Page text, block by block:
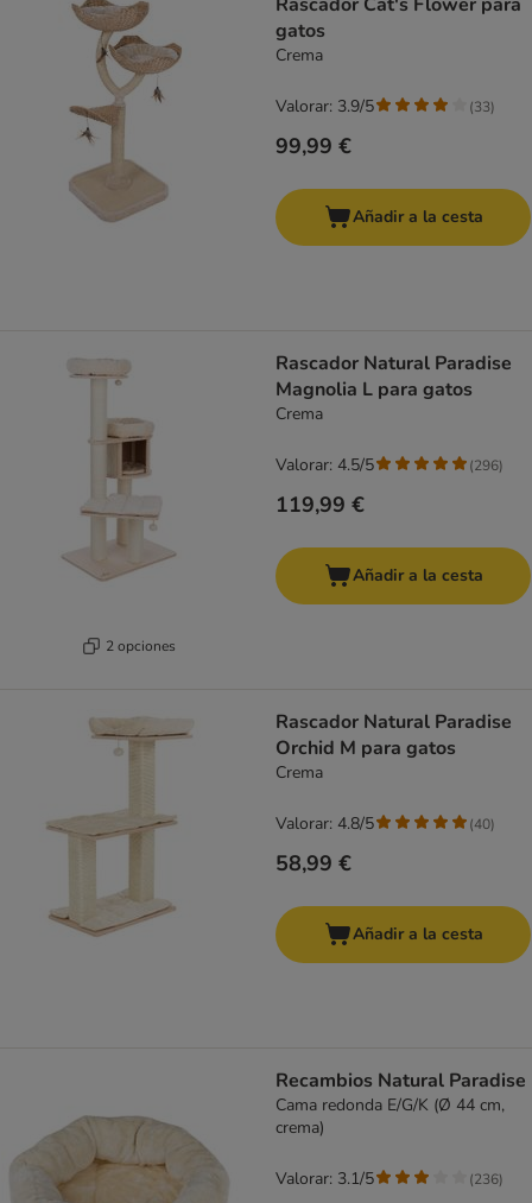
gatos
Crema
99,99 €
Valorar: 3.9/5 (33)
Añadir a la cesta
2 opciones
Rascador Natural Paradise
Magnolia L para gatos
Crema
119,99 €
Valorar: 4.5/5 (296)
Añadir a la cesta
Rascador Natural Paradise
Orchid M para gatos
Crema
58,99 €
Valorar: 4.8/5 (40)
Añadir a la cesta
Recambios Natural Paradise
Cama redonda E/G/K (Ø 44 cm,
crema)
Valorar: 3.1/5 (236)